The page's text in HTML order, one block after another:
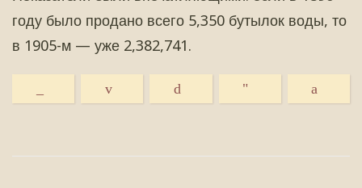
году было продано всего 5,350 бутылок воды, то
в 1905-м — уже 2,382,741.